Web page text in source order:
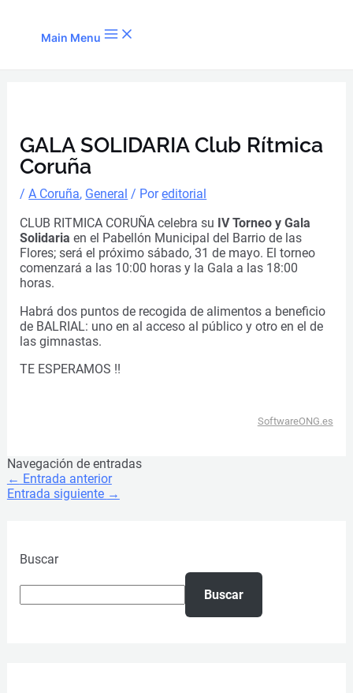
Main Menu
GALA SOLIDARIA Club Rítmica
Coruña
/A Coruña, General / Poreditorial
CLUB RITMICA CORUÑA celebra su IV Torneo y Gala
Solidariaen el Pabellón Municipal del Barrio de las
Flores; será el próximo sábado, 31 de mayo. El torneo
comenzará a las 10:00 horas y la Gala a las 18:00
horas.
Habrá dos puntos de recogida de alimentos a beneficio
de BALRIAL: uno en al acceso al público y otro en el de
las gimnastas.
TE ESPERAMOS !!
SoftwareONG.es
Navegación de entradas
← Entrada anterior
Entrada siguiente →
Buscar
Buscar